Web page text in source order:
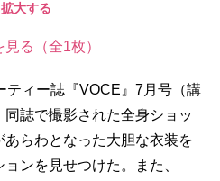
拡大する
る（全1枚）
ィー誌『VOCE』7月号（講
誌で撮影された全身ショッ
あらわとなった大胆な衣装を
ンを見せつけた。また、